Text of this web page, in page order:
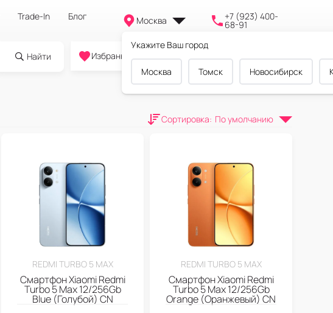
Trade-In Блог Москва
Укажите Ваш город
Москва Томск Новосибирск
+7 (923) 400-
68-91
Найти
0
Избранное Cравнение Корзина
Сортировка: По умолчанию
REDMI TURBO 5 MAX
Смартфон Xiaomi Redmi
Turbo 5 Max 12/256Gb
Blue (Голубой) CN
REDMI TURBO 5 MAX
Смартфон Xiaomi Redmi
Turbo 5 Max 12/256Gb
Orange (Оранжевый) CN